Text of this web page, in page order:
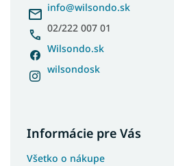
info@wilsondo.sk
02/222 007 01
Wilsondo.sk
wilsondosk
Informácie pre Vás
Všetko o nákupe